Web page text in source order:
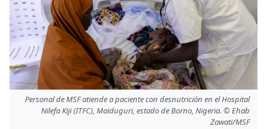
Personal de MSF atiende a paciente con desnutrición en el Hospital
Nilefa Kiji (ITFC), Maiduguri, estado de Borno, Nigeria. © Ehab
Zawati/MSF